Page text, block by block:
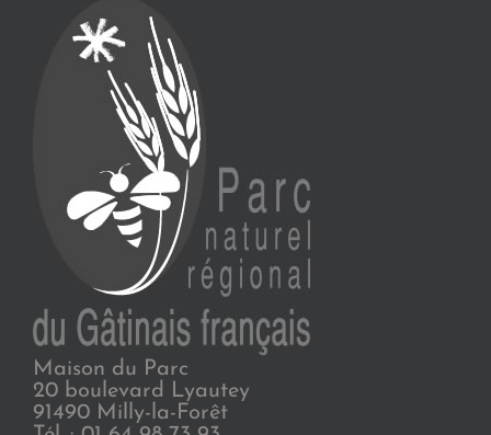
Maison du Parc
20 boulevard Lyautey
91490 Milly-la-Forêt